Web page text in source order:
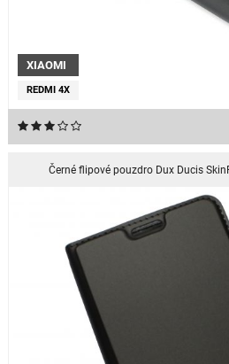
XIAOMI
REDMI 4X
Černé flipové pouzdro Dux Ducis